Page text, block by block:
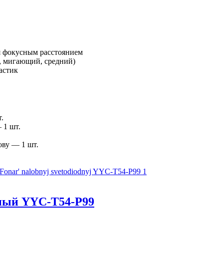
расстоянием
мигающий, средний)
1 шт.
— 1 шт.
YYC-T54-P99